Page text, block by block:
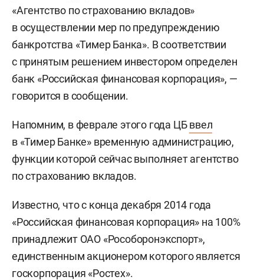
«Агентство по страхованию вкладов»
в осуществлении мер по предупреждению
банкротства «Тимер Банка». В соответствии
с принятым решением инвестором определен
банк «Российская финансовая корпорация», —
говорится в сообщении.
Напомним, в феврале этого года ЦБввел
в «Тимер Банке» временную администрацию,
функции которой сейчас выполняет агентство
по страхованию вкладов.
Известно, что с конца декабря 2014 года
«Российская финансовая корпорация» на 100%
принадлежит ОАО «Рособоронэкспорт»,
единственным акционером которого является
госкорпорация «Ростех».